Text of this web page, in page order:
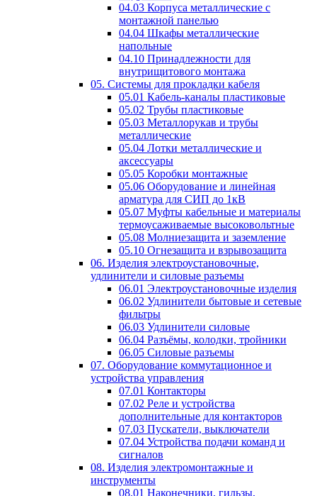
04.03 Корпуса металлические с
монтажной панелью
04.04 Шкафы металлические
напольные
04.10 Принадлежности для
внутрищитового монтажа
05. Системы для прокладки кабеля
05.01 Кабель-каналы пластиковые
05.02 Трубы пластиковые
05.03 Металлорукав и трубы
металлические
05.04 Лотки металлические и
аксессуары
05.05 Коробки монтажные
05.06 Оборудование и линейная
арматура для СИП до 1кВ
05.07 Муфты кабельные и материалы
термоусаживаемые высоковольтные
05.08 Молниезащита и заземление
05.10 Огнезащита и взрывозащита
06. Изделия электроустановочные,
удлинители и силовые разъемы
06.01 Электроустановочные изделия
06.02 Удлинители бытовые и сетевые
фильтры
06.03 Удлинители силовые
06.04 Разъёмы, колодки, тройники
06.05 Силовые разъемы
07. Оборудование коммутационное и
устройства управления
07.01 Контакторы
07.02 Реле и устройства
дополнительные для контакторов
07.03 Пускатели, выключатели
07.04 Устройства подачи команд и
сигналов
08. Изделия электромонтажные и
инструменты
08.01 Наконечники, гильзы,